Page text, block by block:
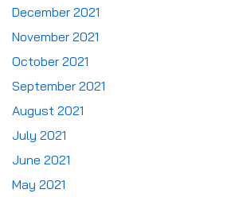
December 2021
November 2021
October 2021
September 2021
August 2021
July 2021
June 2021
May 2021